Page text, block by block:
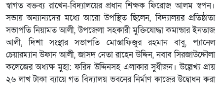
স্বাগত বক্তব্য রাখেন-বিদ্যালয়ের প্রধান শিক্ষক ফিরোজ আলম স্বপন।
সভায় অন্যান্যদের মধ্যে আরো উপস্থিত ছিলেন, বিদ্যালয়র প্রতিষ্ঠাতা
সভাপতি নিয়ামত আলী, উপজেলা সহকারী মুক্তিযোদ্ধা কমান্ডার ইনতাজ
আলী, দিশা সংস্থার সভাপতি মোস্তাফিজুর রহমান বাবু, প্যানেল
চেয়ারম্যান উফান আলী, জাসদ নেতা রাহেন উদ্দিন, নবাব সিরজাউদ্দৌলা
কলেজের অধ্যক্ষ মুহা: ফরিদ উদ্দিনসহ এলাকার সুধীজন। উল্লেখ্য প্রায়
২৬ লাখ টাকা ব্যায়ে গত বিদ্যালয় ভবনের নির্মাণ কাজের উদ্বোধন করা